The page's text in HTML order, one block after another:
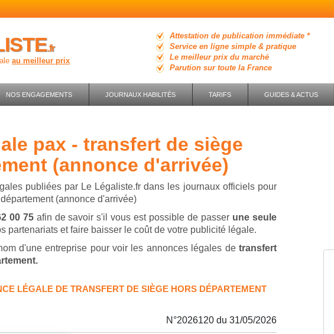
.fr
au meilleur prix
Attestation de publication immédiate *
Service en ligne simple & pratique
Le meilleur prix du marché
Parution sur toute la France
NOS ENGAGEMENTS JOURNAUX HABILITÉS TARIFS GUIDES & ACTUS
(annonce d'arrivée)
publiées par Le Légaliste.fr dans les journaux officiels pour
(annonce d'arrivée)
00 75afin de savoir s'il vous est possible de passer une seule
partenariats et faire baisser le coût de votre publicité légale.
d'une entreprise pour voir les annonces légales de transfert
LÉGALE DE TRANSFERT DE SIÈGE HORS DÉPARTEMENT
N°2026120 du 31/05/2026